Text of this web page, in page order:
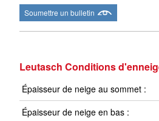
Soumettre un bulletin
Leutasch Conditions
Épaisseur de neige au sommet :
Épaisseur de neige en bas :